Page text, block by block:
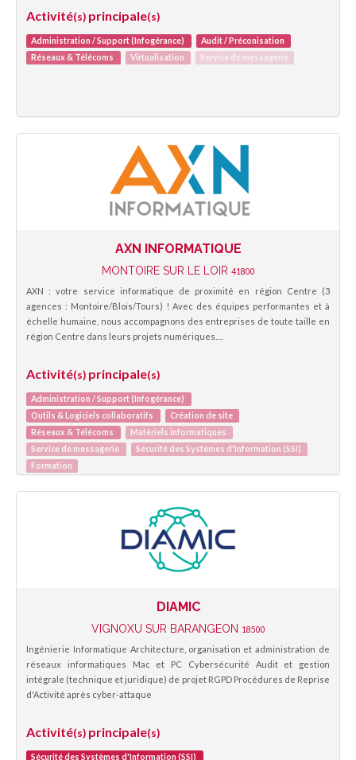
Activité(s) principale(s)
Administration / Support (Infogérance)
Audit / Préconisation
Réseaux & Télécoms
Virtualisation Service de messagerie
AXN INFORMATIQUE
MONTOIRE SUR LE LOIR 41800
AXN : votre service informatique de proximité en région Centre (3
agences : Montoire/Blois/Tours) ! Avec des équipes performantes et à
échelle humaine, nous accompagnons des entreprises de toute taille en
région Centre dans leurs projets numériques.…
Activité(s) principale(s)
Administration / Support (Infogérance)
Outils & Logiciels collaboratifs
Création de site
Réseaux & Télécoms
Matériels informatiques
Service de messagerie
Sécurité des Systèmes d'Information (SSI)
Formation
DIAMIC
VIGNOXU SUR BARANGEON 18500
Ingénierie Informatique Architecture, organisation et administration de
réseaux informatiques Mac et PC Cybersécurité Audit et gestion
intégrale (technique et juridique) de projet RGPD Procédures de Reprise
d'Activité après cyber-attaque
Activité(s) principale(s)
Sécurité des Systèmes d'Information (SSI)